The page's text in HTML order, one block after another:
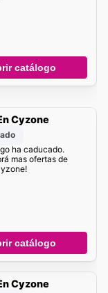
catálogo
Cyzone
ha caducado.
mas ofertas de
catálogo
Cyzone